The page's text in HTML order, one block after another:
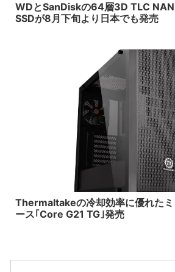
WDとSanDiskの64層3D TLC
SSDが8月下旬より日本でも発売
Thermaltakeの冷却効率に優れた
ース｢Core G21 TG｣発売